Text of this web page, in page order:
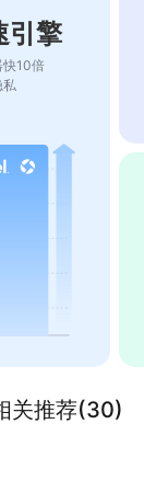
引擎
快10倍
私
关推荐(30)